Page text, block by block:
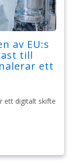
av EU:s
till
ett
ett digitalt skifte